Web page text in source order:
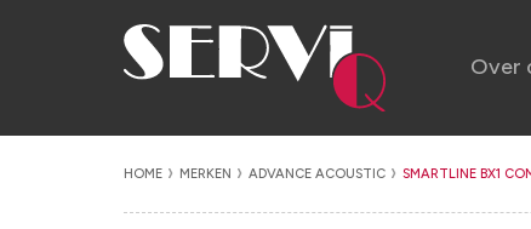
Over
HOME MERKEN ADVANCE ACOUSTIC SMARTLINE BX1